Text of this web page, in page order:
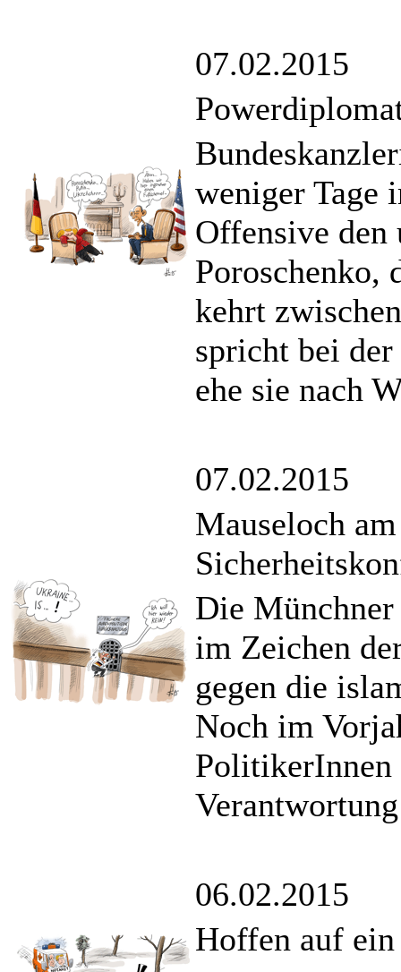
07.02.2015
weniger Tage
Offensive den
Poroschenko,
kehrt
spricht bei
ehe sie nach
07.02.2015
Mauseloch
Die Münchner
im Zeichen
gegen die
Noch im
PolitikerInnen
06.02.2015
Hoffen auf